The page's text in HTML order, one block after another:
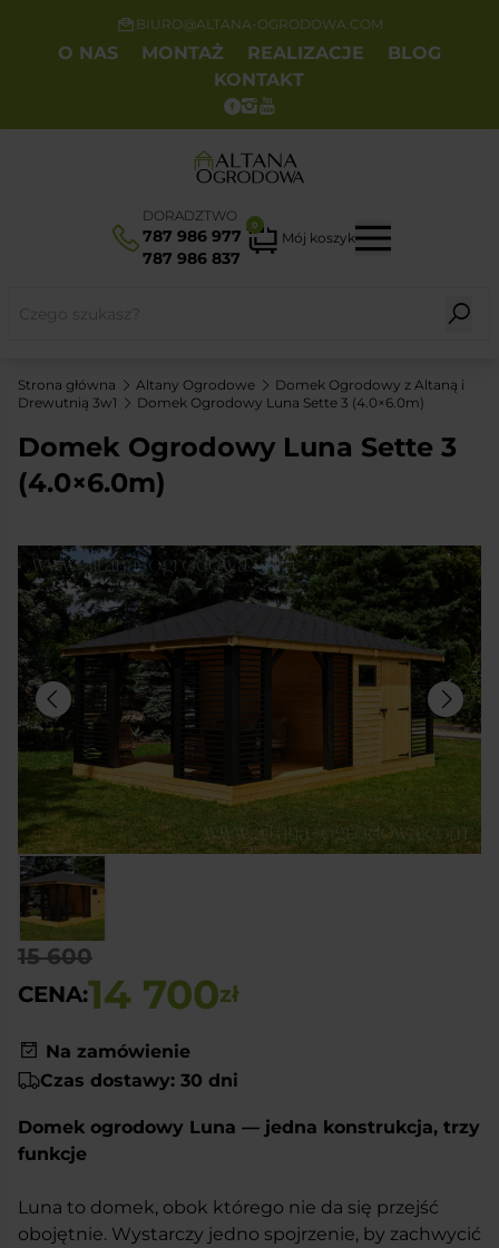
BIURO@ALTANA-OGRODOWA.COM
O NAS MONTAŻ REALIZACJE
BLOG
KONTAKT
DORADZTWO
787 986 977
787 986 837
0
Mój koszyk
Strona główna Altany Ogrodowe
Domek Ogrodowy z Altaną i
Drewutnią 3w1
Domek Ogrodowy Luna Sette 3 (4.0×6.0m)
Domek Ogrodowy Luna Sette 3
(4.0×6.0m)
15 600
CENA:14 700zł
Na zamówienie
Czas dostawy: 30 dni
Domek ogrodowy Luna — jedna konstrukcja, trzy
funkcje
Luna to domek, obok którego nie da się przejść
obojętnie. Wystarczy jedno spojrzenie, by zachwycić